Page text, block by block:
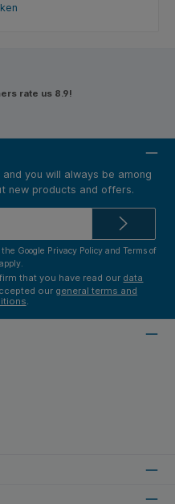
rate us 8.9!
you will always be among
new products and offers.
Google Privacy Policyand Terms of
apply.
that you have read our data
our general terms and
.